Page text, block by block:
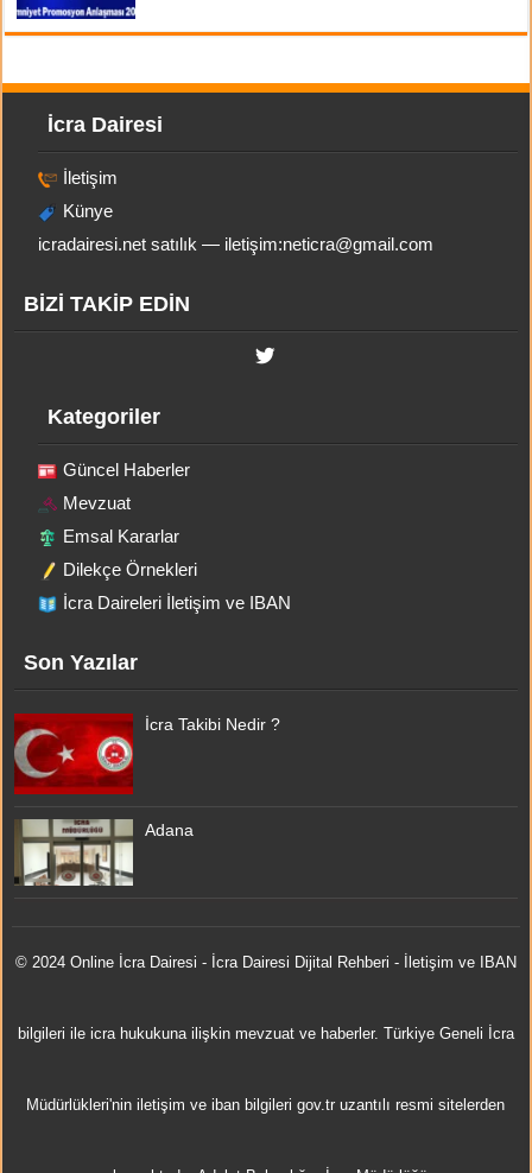
İcra Dairesi
İletişim
Künye
icradairesi.net satılık — iletişim:neticra@gmail.com
BİZİ TAKİP EDİN
Kategoriler
Güncel Haberler
Mevzuat
Emsal Kararlar
Dilekçe Örnekleri
İcra Daireleri İletişim ve IBAN
Son Yazılar
İcra Takibi Nedir ?
Adana
© 2024 Online İcra Dairesi - İcra Dairesi Dijital Rehberi - İletişim ve IBAN
bilgileri ile icra hukukuna ilişkin mevzuat ve haberler. Türkiye Geneli İcra
Müdürlükleri'nin iletişim ve iban bilgileri gov.tr uzantılı resmi sitelerden